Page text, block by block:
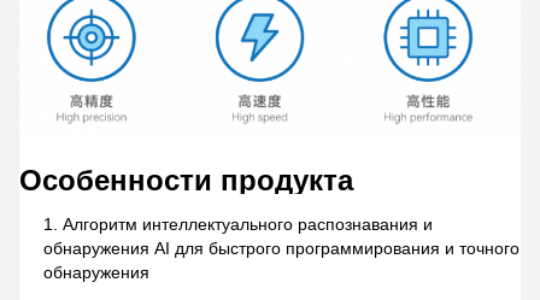
Особенности продукта
Алгоритм интеллектуального распознавания и
обнаружения AI для быстрого программирования и точного
обнаружения